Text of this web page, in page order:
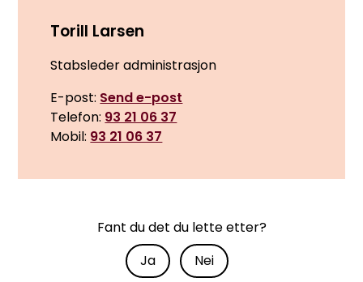
Torill Larsen
Stabsleder administrasjon
E-post Send e-post
Telefon 93 21 06 37
Mobil 93 21 06 37
Fant du det du lette etter?
Ja
Nei